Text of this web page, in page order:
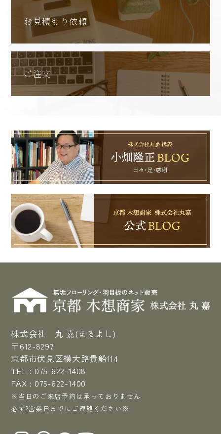
お見積もり依頼
ご注文
株式会社 丸 嘉(まるよし)
〒612-8297
京都市伏見区横大路貴船114
TEL : 075-622-1408
FAX : 075-622-1400
※当日のご来店予約は承っておりません
必ず2営業日までにご連絡ください※